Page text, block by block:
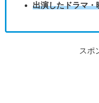
出演したドラマ・
スポ